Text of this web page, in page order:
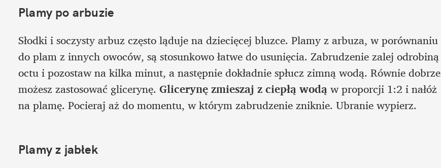
Plamy po arbuzie
Słodki i soczysty arbuz często ląduje na dziecięcej bluzce. Plamy z arbuza, w porównaniu
do plam z innych owoców, są stosunkowo łatwe do usunięcia. Zabrudzenie zalej odrobiną
octu i pozostaw na kilka minut, a następnie dokładnie spłucz zimną wodą. Równie dobrze
możesz zastosować glicerynę. Glicerynę zmieszaj z ciepłą wodą w proporcji 1:2 i nałóż
na plamę. Pocieraj aż do momentu, w którym zabrudzenie zniknie. Ubranie wypierz.
Plamy z jabłek